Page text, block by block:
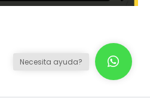
Necesita ayuda?